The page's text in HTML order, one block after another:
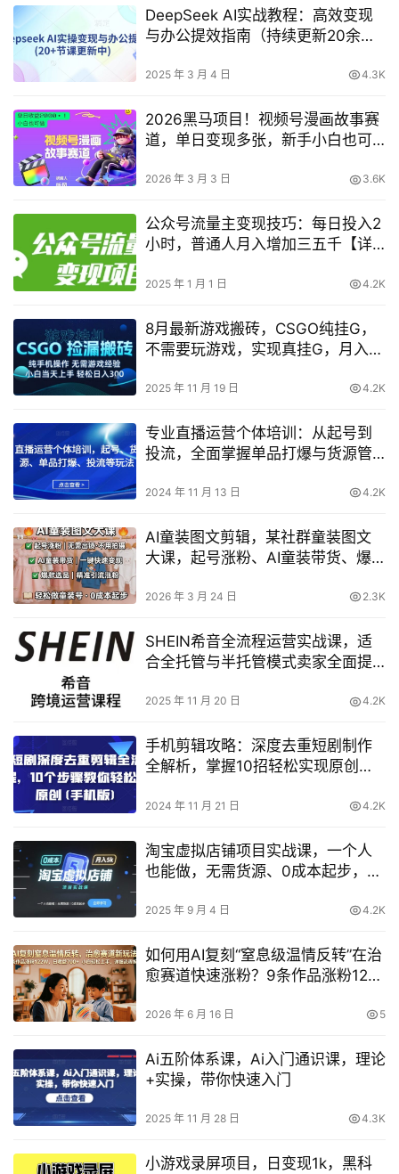
DeepSeek AI实战教程：高效变现
与办公提效指南（持续更新20余
2025 年 3 月 4 日 4.3K
2026黑马项目！视频号漫画故事赛
道，单日变现多张，新手小白也可
2026 年 3 月 3 日 3.6K
公众号流量主变现技巧：每日投入2
小时，普通人月入增加三五千【详
2025 年 1 月 1 日 4.2K
8月最新游戏搬砖，CSGO纯挂G，
不需要玩游戏，实现真挂G，月入
2025 年 11 月 19 日 4.2K
专业直播运营个体培训：从起号到
投流，全面掌握单品打爆与货源管
2024 年 11 月 13 日 4.2K
AI童装图文剪辑，某社群童装图文
大课，起号涨粉、AI童装带货、爆
2026 年 3 月 24 日 2.3K
SHEIN希音全流程运营实战课，适
合全托管与半托管模式卖家全面提
2025 年 11 月 20 日 4.2K
手机剪辑攻略：深度去重短剧制作
全解析，掌握10招轻松实现原创检
2024 年 11 月 21 日 4.2K
淘宝虚拟店铺项目实战课，一个人
也能做，无需货源、0成本起步，月
2025 年 9 月 4 日 4.2K
如何用AI复刻“窒息级温情反转”在治
愈赛道快速涨粉？9条作品涨粉122
流程拆解
2026 年 6 月 16 日 5
Ai五阶体系课，Ai入门通识课，理论
+实操，带你快速入门
2025 年 11 月 28 日 4.3K
小游戏录屏项目，日变现1k，黑科